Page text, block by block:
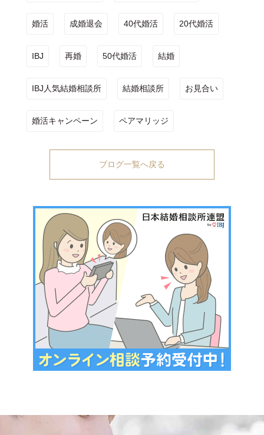
婚活 成婚退会 40代婚活 20代婚活
IBJ 再婚 50代婚活 結婚
IBJ人気結婚相談所 結婚相談所 お見合い
婚活キャンペーン ペアマリッジ
ブログ一覧へ戻る